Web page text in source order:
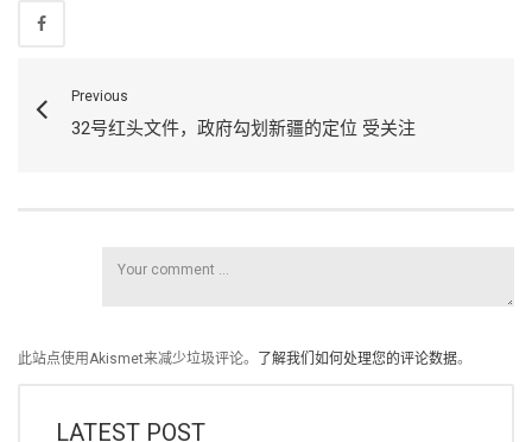
Previous
32号红头文件，政府勾划新疆的定位 受关注
此站点使用Akismet来减少垃圾评论。 了解我们如何处理您的评论数据。
LATEST POST